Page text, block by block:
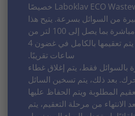
تم تصميم Laboklav ECO Wastewater خصيصًا
من السوائل بسرعة. يتيح هذا
الجهاز ملء الحجرة مباشرة بما يصل إلى 100 لتر من
السوائل، والتي يتم تعقيمها بالكامل في غضون 4
ساعات تقريبًا.
بالسوائل فقط، يتم إغلاق غطاء
بعد ذلك، يتم تسخين السائل
المطلوبة ويتم الحفاظ عليها
الانتهاء من مرحلة التعقيم، يتم